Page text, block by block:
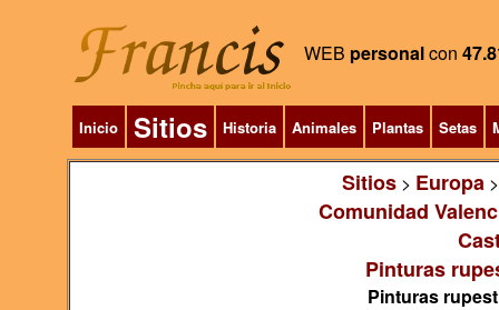
WEB personalcon
Inicio Sitios Historia Animales Plantas Setas
Sitios> Europa
Comunidad
Pinturas
Pinturas